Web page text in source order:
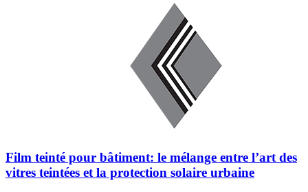
Film teinté pour bâtiment: le mélange entre l’art des
vitres teintées et la protection solaire urbaine